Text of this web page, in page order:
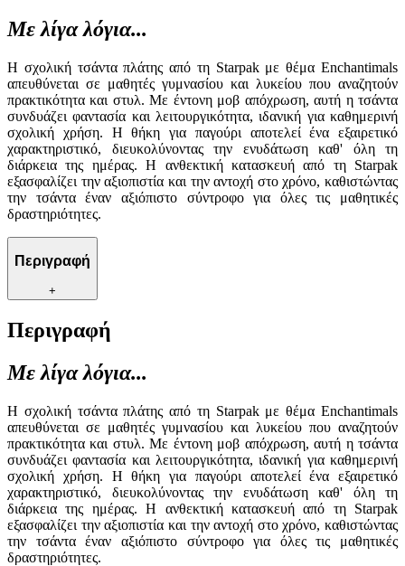
Με λίγα λόγια...
Η σχολική τσάντα πλάτης από τη Starpak με θέμα Enchantimals
απευθύνεται σε μαθητές γυμνασίου και λυκείου που αναζητούν
πρακτικότητα και στυλ. Με έντονη μοβ απόχρωση, αυτή η τσάντα
συνδυάζει φαντασία και λειτουργικότητα, ιδανική για καθημερινή
σχολική χρήση. Η θήκη για παγούρι αποτελεί ένα εξαιρετικό
χαρακτηριστικό, διευκολύνοντας την ενυδάτωση καθ' όλη τη
διάρκεια της ημέρας. Η ανθεκτική κατασκευή από τη Starpak
εξασφαλίζει την αξιοπιστία και την αντοχή στο χρόνο, καθιστώντας
την τσάντα έναν αξιόπιστο σύντροφο για όλες τις μαθητικές
δραστηριότητες.
Περιγραφή
+
Περιγραφή
Με λίγα λόγια...
Η σχολική τσάντα πλάτης από τη Starpak με θέμα Enchantimals
απευθύνεται σε μαθητές γυμνασίου και λυκείου που αναζητούν
πρακτικότητα και στυλ. Με έντονη μοβ απόχρωση, αυτή η τσάντα
συνδυάζει φαντασία και λειτουργικότητα, ιδανική για καθημερινή
σχολική χρήση. Η θήκη για παγούρι αποτελεί ένα εξαιρετικό
χαρακτηριστικό, διευκολύνοντας την ενυδάτωση καθ' όλη τη
διάρκεια της ημέρας. Η ανθεκτική κατασκευή από τη Starpak
εξασφαλίζει την αξιοπιστία και την αντοχή στο χρόνο, καθιστώντας
την τσάντα έναν αξιόπιστο σύντροφο για όλες τις μαθητικές
δραστηριότητες.